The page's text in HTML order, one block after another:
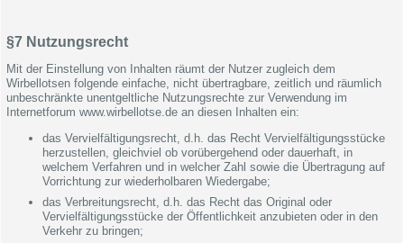
§7 Nutzungsrecht
Mit der Einstellung von Inhalten räumt der Nutzer zugleich dem
Wirbellotsen folgende einfache, nicht übertragbare, zeitlich und räumlich
unbeschränkte unentgeltliche Nutzungsrechte zur Verwendung im
Internetforum www.wirbellotse.de an diesen Inhalten ein:
das Vervielfältigungsrecht, d.h. das Recht Vervielfältigungsstücke
herzustellen, gleichviel ob vorübergehend oder dauerhaft, in
welchem Verfahren und in welcher Zahl sowie die Übertragung auf
Vorrichtung zur wiederholbaren Wiedergabe;
das Verbreitungsrecht, d.h. das Recht das Original oder
Vervielfältigungsstücke der Öffentlichkeit anzubieten oder in den
Verkehr zu bringen;